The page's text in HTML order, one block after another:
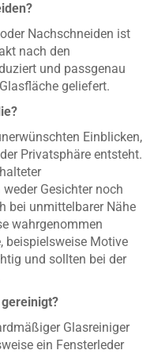
Nachschneiden ist
nach den
und passgenau
geliefert.
Einblicken,
Privatsphäre entsteht.
Gesichter noch
bei unmittelbarer Nähe
wahrgenommen
beispielsweise Motive
und sollten bei der
Glasreiniger
ein Fensterleder